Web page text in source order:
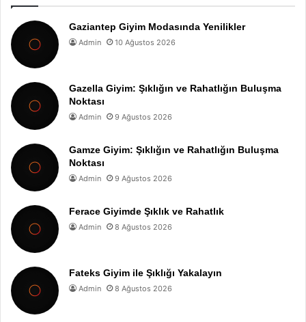
Gaziantep Giyim Modasında Yenilikler
Admin 10 Ağustos 2026
Gazella Giyim: Şıklığın ve Rahatlığın Buluşma
Noktası
Admin 9 Ağustos 2026
Gamze Giyim: Şıklığın ve Rahatlığın Buluşma
Noktası
Admin 9 Ağustos 2026
Ferace Giyimde Şıklık ve Rahatlık
Admin 8 Ağustos 2026
Fateks Giyim ile Şıklığı Yakalayın
Admin 8 Ağustos 2026